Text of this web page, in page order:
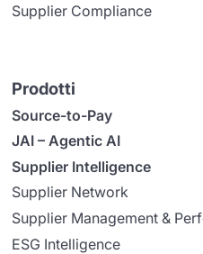
Supplier Compliance
Prodotti
Source-to-Pay
JAI – Agentic AI
Supplier Intelligence
Supplier Network
Supplier Management &
ESG Intelligence